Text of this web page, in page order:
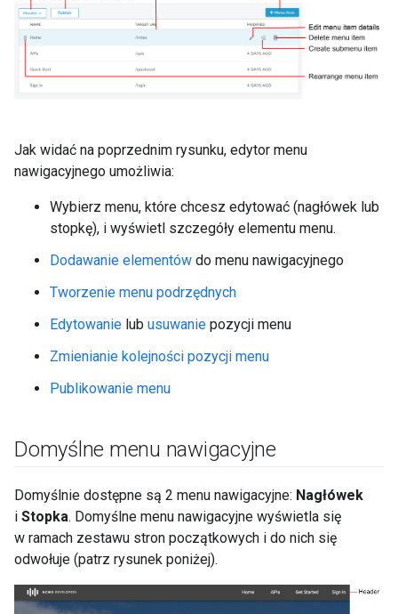
Jak widać na poprzednim rysunku, edytor menu
nawigacyjnego umożliwia:
Wybierz menu, które chcesz edytować (nagłówek lub
stopkę), i wyświetl szczegóły elementu menu.
Dodawanie elementów do menu nawigacyjnego
Tworzenie menu podrzędnych
Edytowanie lub usuwanie pozycji menu
Zmienianie kolejności pozycji menu
Publikowanie menu
Domyślne menu nawigacyjne
Domyślnie dostępne są 2 menu nawigacyjne: Nagłówek
i Stopka. Domyślne menu nawigacyjne wyświetla się
w ramach zestawu stron początkowych i do nich się
odwołuje (patrz rysunek poniżej).